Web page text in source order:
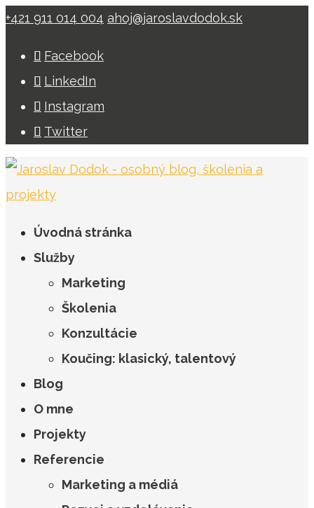
+421 911 014 004 ahoj@jaroslavdodok.sk
Facebook
LinkedIn
Instagram
Twitter
Úvodná stránka
Služby
Marketing
Školenia
Konzultácie
Koučing: klasický, talentový
Blog
O mne
Projekty
Referencie
Marketing a médiá